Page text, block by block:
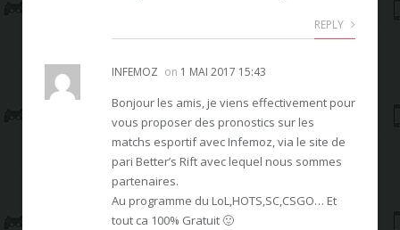
REPLY
INFEMOZ on 1 MAI 2017 15:43
Bonjour les amis, je viens effectivement pour
vous proposer des pronostics sur les
matchs esportif avec Infemoz, via le site de
pari Better’s Rift avec lequel nous sommes
partenaires.
Au programme du LoL,HOTS,SC,CSGO… Et
tout ca 100% Gratuit 🙂